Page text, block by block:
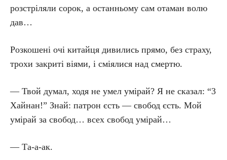
розстріляли сорок, а останньому сам отаман волю
дав…
Розкошені очі китайця дивились прямо, без страху,
трохи закриті віями, і сміялися над смертю.
— Твой думал, ходя не умел умірай? Я не сказал: “3
Хайнан!” Знай: патрон єсть — свобод єсть. Мой
умірай за свобод… всех свобод умірай…
— Та-а-ак.